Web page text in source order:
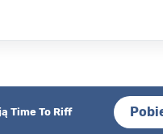
Time To Riff